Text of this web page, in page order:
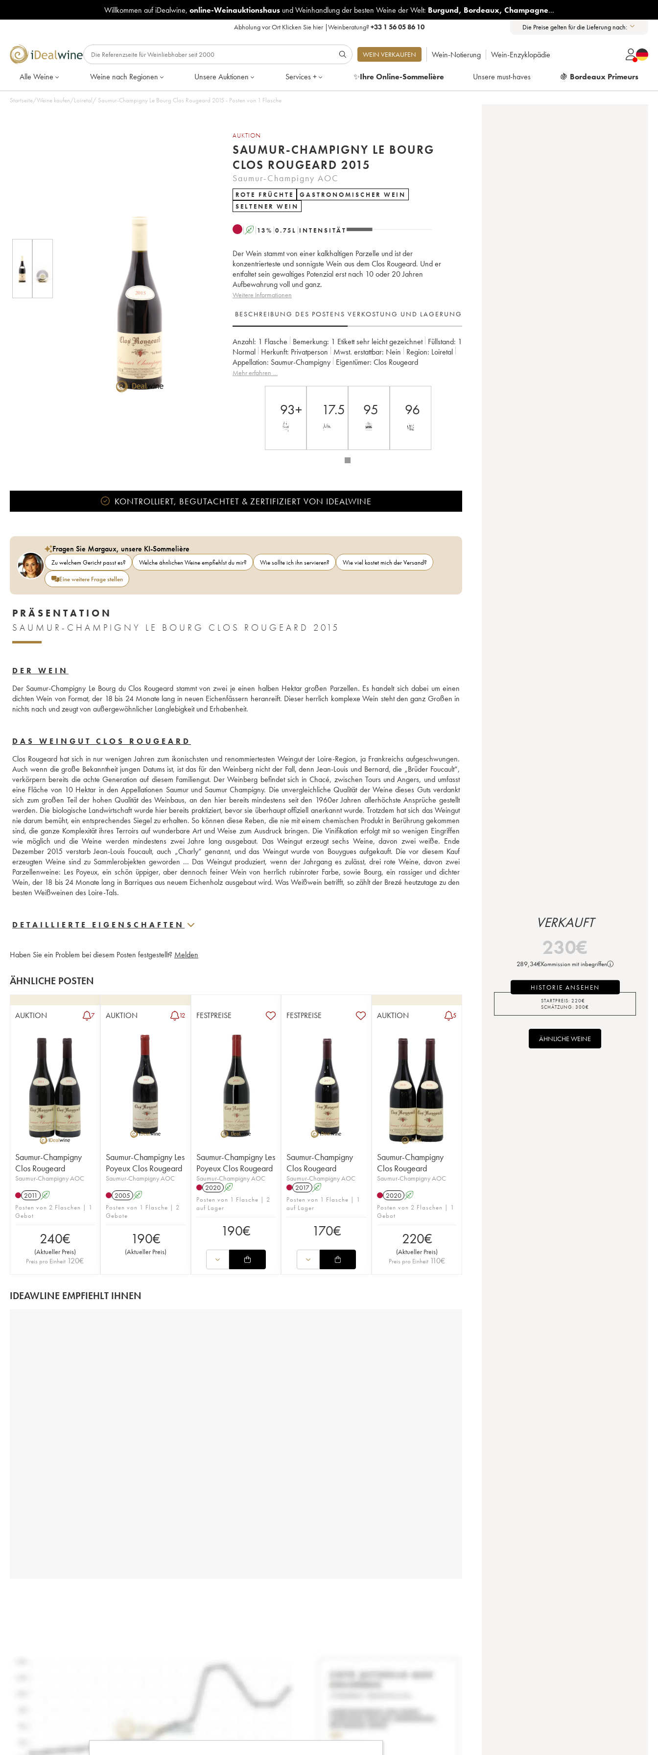
Willkommen auf iDealwine, online-Weinauktionshausund Weinhandlung der besten Weine der Welt: Burgund, Bordeaux, Champagne...
Abholung vor Ort Klicken Sie hier|Weinberatung?+33 1 56 05 86 10 Die Preise gelten für die Lieferung nach:
WEIN VERKAUFEN Wein-Notierung Wein-Enzyklopädie
Alle Weine Weine nach Regionen Unsere Auktionen Services + ✨Ihre Online-Sommelière Unsere must-haves 🍇 Bordeaux Primeurs
Startseite/Weine kaufen/Loiretal/ Saumur-Champigny Le Bourg Clos Rougeard 2015 - Posten von 1 Flasche
AUKTION
SAUMUR-CHAMPIGNY LE BOURG
CLOS ROUGEARD 2015
Saumur-Champigny AOC
ROTE FRÜCHTE
GASTRONOMISCHER WEIN
SELTENER WEIN
A 13% 0.75 L INTENSITÄT
Der Wein stammt von einer kalkhaltigen Parzelle und ist der
konzentrierteste und sonnigste Wein aus dem Clos Rougeard. Und er
entfaltet sein gewaltiges Potenzial erst nach 10 oder 20 Jahren
Aufbewahrung voll und ganz.
Weitere Informationen
BESCHREIBUNG DES POSTENS VERKOSTUNG UND LAGERUNG
Anzahl: 1 Flasche Bemerkung: 1 Etikett sehr leicht gezeichnet Füllstand: 1
Normal
Herkunft: privatperson Mwst. erstattbar: nein Region: Loiretal
Appellation:
Saumur-Champigny Eigentümer: Clos Rougeard
Mehr erfahren …
93+ 17.5 95 96
KONTROLLIERT, BEGUTACHTET & ZERTIFIZIERT VON IDEALWINE
Fragen Sie Margaux, unsere KI-Sommelière
Zu welchem Gericht passt es? Welche ähnlichen Weine empfiehlst du mir? Wie sollte ich ihn servieren?
Wie viel kostet mich der Versand?
Eine weitere Frage stellen
PRÄSENTATION
SAUMUR-CHAMPIGNY LE BOURG CLOS ROUGEARD 2015
DER WEIN
Der Saumur-Champigny Le Bourg du Clos Rougeard stammt von zwei je einen halben Hektar großen Parzellen. Es handelt sich dabei um einen
dichten Wein von Format, der 18 bis 24 Monate lang in neuen Eichenfässern heranreift. Dieser herrlich komplexe Wein steht den ganz Großen in
nichts nach und zeugt von außergewöhnlicher Langlebigkeit und Erhabenheit.
DAS WEINGUT CLOS ROUGEARD
Clos Rougeard hat sich in nur wenigen Jahren zum ikonischsten und renommiertesten Weingut der Loire-Region, ja Frankreichs aufgeschwungen.
Auch wenn die große Bekanntheit jungen Datums ist, ist das für den Weinberg nicht der Fall, denn Jean-Louis und Bernard, die „Brüder Foucault“,
verkörpern bereits die achte Generation auf diesem Familiengut. Der Weinberg befindet sich in Chacé, zwischen Tours und Angers, und umfasst
eine Fläche von 10 Hektar in den Appellationen Saumur und Saumur Champigny. Die unvergleichliche Qualität der Weine dieses Guts verdankt
sich zum großen Teil der hohen Qualität des Weinbaus, an den hier bereits mindestens seit den 1960er Jahren allerhöchste Ansprüche gestellt
werden. Die biologische Landwirtschaft wurde hier bereits praktiziert, bevor sie überhaupt offiziell anerkannt wurde. Trotzdem hat sich das Weingut
nie darum bemüht, ein entsprechendes Siegel zu erhalten. So können diese Reben, die nie mit einem chemischen Produkt in Berührung gekommen
sind, die ganze Komplexität ihres Terroirs auf wunderbare Art und Weise zum Ausdruck bringen. Die Vinifikation erfolgt mit so wenigen Eingriffen
wie möglich und die Weine werden mindestens zwei Jahre lang ausgebaut. Das Weingut erzeugt sechs Weine, davon zwei weiße. Ende
Dezember 2015 verstarb Jean-Louis Foucault, auch „Charly“ genannt, und das Weingut wurde von Bouygues aufgekauft. Die vor diesem Kauf
erzeugten Weine sind zu Sammlerobjekten geworden ... Das Weingut produziert, wenn der Jahrgang es zulässt, drei rote Weine, davon zwei
Parzellenweine: Les Poyeux, ein schön üppiger, aber dennoch feiner Wein von herrlich rubinroter Farbe, sowie Bourg, ein rassiger und dichter
Wein, der 18 bis 24 Monate lang in Barriques aus neuem Eichenholz ausgebaut wird. Was Weißwein betrifft, so zählt der Brezé heutzutage zu den
besten Weißweinen des Loire-Tals.
DETAILLIERTE EIGENSCHAFTEN
Haben Sie ein Problem bei diesem Posten festgestellt? Melden
ÄHNLICHE POSTEN
AUKTION 7
Saumur-Champigny
Clos Rougeard
Saumur-Champigny AOC
2011
A
Posten von 2 Flaschen | 1
Gebot
240€
(Aktueller Preis)
Preis pro Einheit 120€
AUKTION 12
Saumur-Champigny Les
Poyeux Clos Rougeard
Saumur-Champigny AOC
2005 A
Posten von 1 Flasche | 2
Gebote
190€
(Aktueller Preis)
FESTPREISE
Saumur-Champigny Les
Poyeux Clos Rougeard
Saumur-Champigny AOC
2020 A
Posten von 1 Flasche | 2
auf Lager
190€
FESTPREISE
Saumur-Champigny
Clos Rougeard
Saumur-Champigny AOC
2017 A
Posten von 1 Flasche | 1
auf Lager
170€
AUKTION 5
Saumur-Champigny
Clos Rougeard
Saumur-Champigny AOC
2020 A
Posten von 2 Flaschen | 1
Gebot
220€
(Aktueller Preis)
Preis pro Einheit 110€
IDEAWLINE EMPFIEHLT IHNEN
VERKAUFT
230€
289,34€Kommission mit inbegriffen
HISTORIE ANSEHEN
STARTPREIS: 220€
SCHÄTZUNG: 300€
ÄHNLICHE WEINE